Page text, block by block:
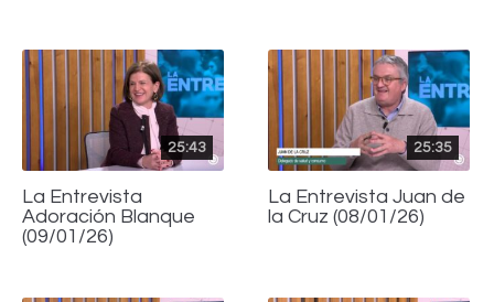
25:43
La Entrevista
Adoración Blanque
(09/01/26)
25:35
La Entrevista Juan de
la Cruz (08/01/26)